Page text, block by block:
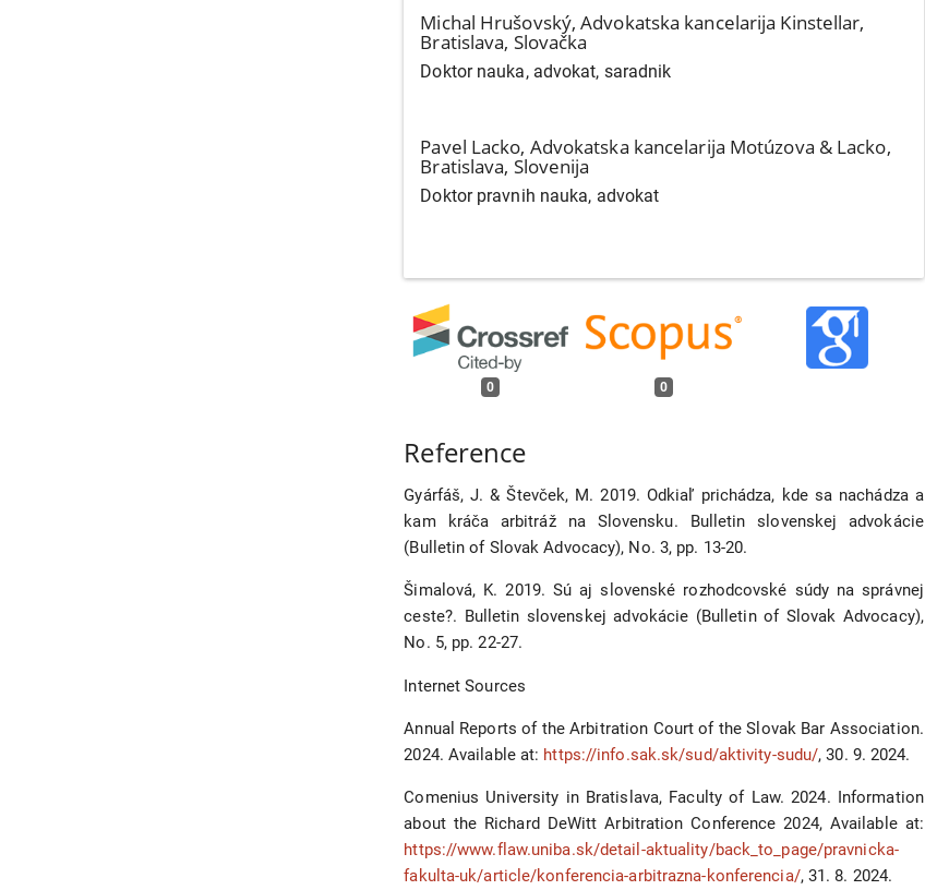
Michal Hrušovský,Advokatska kancelarija Kinstellar,
Bratislava, Slovačka
Doktor nauka, advokat, saradnik
Pavel Lacko, Advokatska kancelarija Motúzova & Lacko,
Bratislava, Slovenija
Doktor pravnih nauka, advokat
0 0
Reference
Gyárfáš, J. & Števček, M. 2019. Odkiaľ prichádza, kde sa nachádza a
kam kráča arbitráž na Slovensku. Bulletin slovenskej advokácie
(Bulletin of Slovak Advocacy), No. 3, pp. 13-20.
Šimalová, K. 2019. Sú aj slovenské rozhodcovské súdy na správnej
ceste?. Bulletin slovenskej advokácie (Bulletin of Slovak Advocacy),
No. 5, pp. 22-27.
Internet Sources
Annual Reports of the Arbitration Court of the Slovak Bar Association.
2024. Available at: https://info.sak.sk/sud/aktivity-sudu/, 30. 9. 2024.
Comenius University in Bratislava, Faculty of Law. 2024. Information
about the Richard DeWitt Arbitration Conference 2024, Available at:
https://www.flaw.uniba.sk/detail-aktuality/back_to_page/pravnicka-
fakulta-uk/article/konferencia-arbitrazna-konferencia/, 31. 8. 2024.